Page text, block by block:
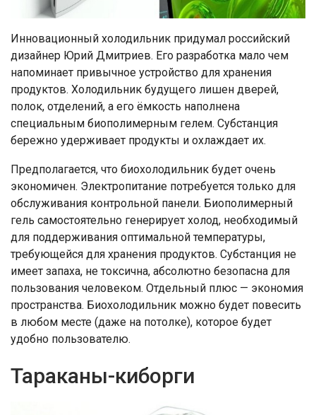
Инновационный холодильник придумал российский
дизайнер Юрий Дмитриев. Его разработка мало чем
напоминает привычное устройство для хранения
продуктов. Холодильник будущего лишен дверей,
полок, отделений, а его ёмкость наполнена
специальным биополимерным гелем. Субстанция
бережно удерживает продукты и охлаждает их.
Предполагается, что биохолодильник будет очень
экономичен. Электропитание потребуется только для
обслуживания контрольной панели. Биополимерный
гель самостоятельно генерирует холод, необходимый
для поддерживания оптимальной температуры,
требующейся для хранения продуктов. Субстанция не
имеет запаха, не токсична, абсолютно безопасна для
пользования человеком. Отдельный плюс — экономия
пространства. Биохолодильник можно будет повесить
в любом месте (даже на потолке), которое будет
удобно пользователю.
Тараканы-киборги